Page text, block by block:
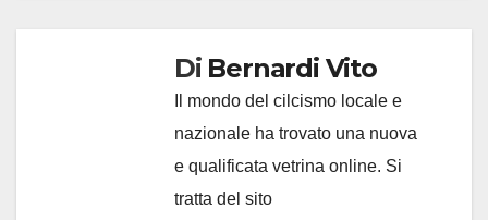
Di Bernardi Vito
Il mondo del cilcismo locale e
nazionale ha trovato una nuova
e qualificata vetrina online. Si
tratta del sito